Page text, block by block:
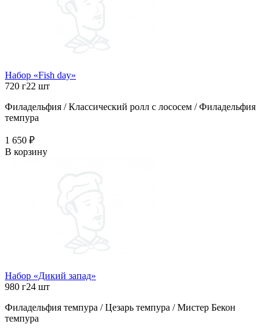
Набор «Fish day»
720 г22 шт
Филадельфия / Классический ролл с лососем / Филадельфия
темпура
1 650 ₽
В корзину
Набор «Дикий запад»
980 г24 шт
Филадельфия темпура / Цезарь темпура / Мистер Бекон
темпура